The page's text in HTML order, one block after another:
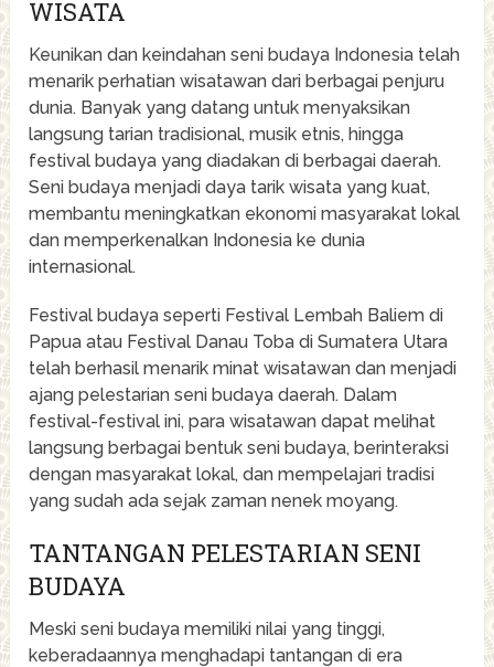
WISATA
Keunikan dan keindahan seni budaya Indonesia telah
menarik perhatian wisatawan dari berbagai penjuru
dunia. Banyak yang datang untuk menyaksikan
langsung tarian tradisional, musik etnis, hingga
festival budaya yang diadakan di berbagai daerah.
Seni budaya menjadi daya tarik wisata yang kuat,
membantu meningkatkan ekonomi masyarakat lokal
dan memperkenalkan Indonesia ke dunia
internasional.
Festival budaya seperti Festival Lembah Baliem di
Papua atau Festival Danau Toba di Sumatera Utara
telah berhasil menarik minat wisatawan dan menjadi
ajang pelestarian seni budaya daerah. Dalam
festival-festival ini, para wisatawan dapat melihat
langsung berbagai bentuk seni budaya, berinteraksi
dengan masyarakat lokal, dan mempelajari tradisi
yang sudah ada sejak zaman nenek moyang.
TANTANGAN PELESTARIAN SENI
BUDAYA
Meski seni budaya memiliki nilai yang tinggi,
keberadaannya menghadapi tantangan di era